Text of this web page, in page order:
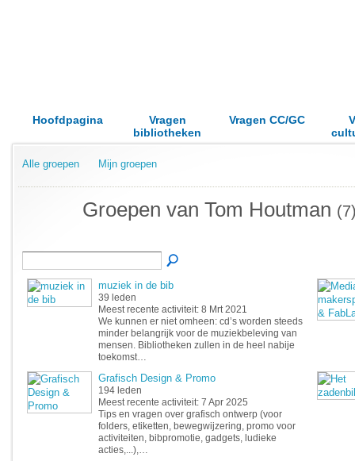
Hoofdpagina
Vragen
bibliotheken
Vragen CC/GC
Alle groepen Mijn groepen
Groepen van Tom Houtman
muziek in de bib
39 leden
Meest recente activiteit: 8 Mrt 2021
We kunnen er niet omheen: cd’s worden steeds
minder belangrijk voor de muziekbeleving van
mensen. Bibliotheken zullen in de heel nabije
toekomst…
Grafisch Design & Promo
194 leden
Meest recente activiteit: 7 Apr 2025
Tips en vragen over grafisch ontwerp (voor
folders, etiketten, bewegwijzering, promo voor
activiteiten, bibpromotie, gadgets, ludieke
acties,...),…